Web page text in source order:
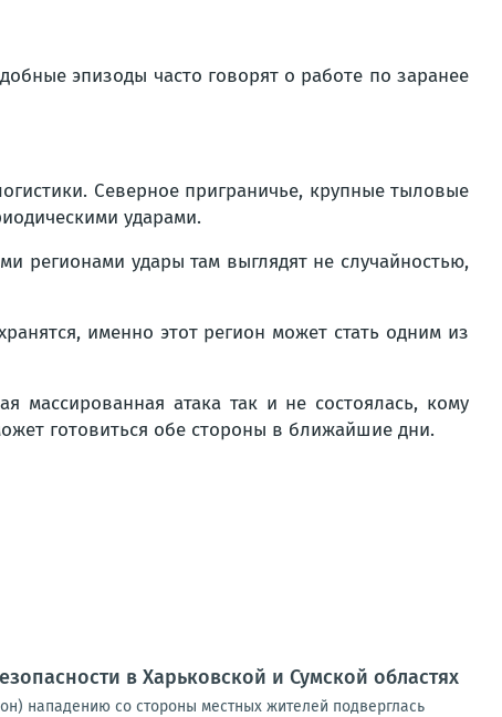
эпизоды часто говорят о работе по заранее
Северное приграничье, крупные тыловые
ударами.
регионами удары там выглядят не случайностью,
именно этот регион может стать одним из
массированная атака так и не состоялась, кому
готовиться обе стороны в ближайшие дни.
в Харьковской и Сумской областях
нападению со стороны местных жителей подверглась